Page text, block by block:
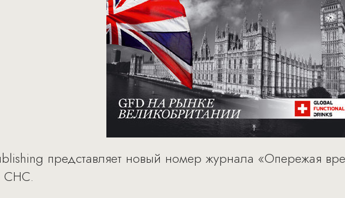
представляет новый номер журнала «Опережая
СНС.